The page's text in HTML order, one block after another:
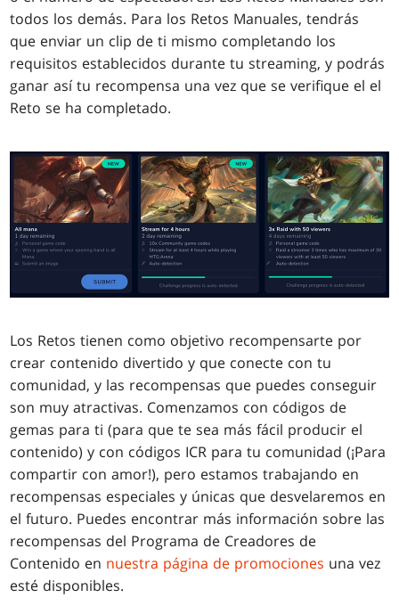
todos los demás. Para los Retos Manuales, tendrás
que enviar un clip de ti mismo completando los
requisitos establecidos durante tu streaming, y podrás
ganar así tu recompensa una vez que se verifique el el
Reto se ha completado.
Los Retos tienen como objetivo recompensarte por
crear contenido divertido y que conecte con tu
comunidad, y las recompensas que puedes conseguir
son muy atractivas. Comenzamos con códigos de
gemas para ti (para que te sea más fácil producir el
contenido) y con códigos ICR para tu comunidad (¡Para
compartir con amor!), pero estamos trabajando en
recompensas especiales y únicas que desvelaremos en
el futuro. Puedes encontrar más información sobre las
recompensas del Programa de Creadores de
Contenido en nuestra página de promociones una vez
esté disponibles.